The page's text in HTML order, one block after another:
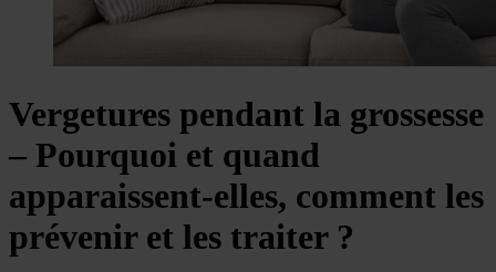
Vergetures pendant la grossesse
– Pourquoi et quand
apparaissent-elles, comment les
prévenir et les traiter ?